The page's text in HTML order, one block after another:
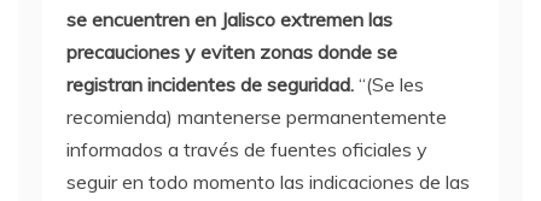
se encuentren en Jalisco extremen las
precauciones y eviten zonas donde se
registran incidentes de seguridad. “(Se les
recomienda) mantenerse permanentemente
informados a través de fuentes oficiales y
seguir en todo momento las indicaciones de las